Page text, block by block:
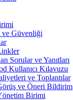
ve Güvenliği
Sorular ve Yanıtları
Kullanıcı Kılavuzu
ve Toplantılar
ve Öneri Bildirim
Birimi